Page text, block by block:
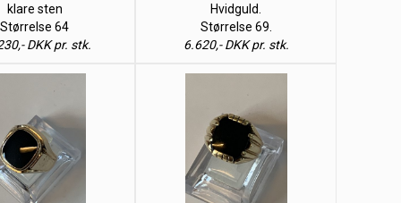
klare sten
Størrelse 64
DKK pr. stk.
Hvidguld.
Størrelse 69.
6.620,- DKK pr. stk.